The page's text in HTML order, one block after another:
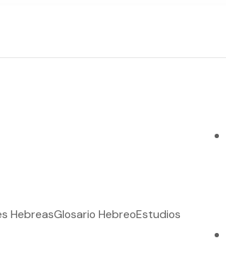
HebreasGlosario HebreoEstudios